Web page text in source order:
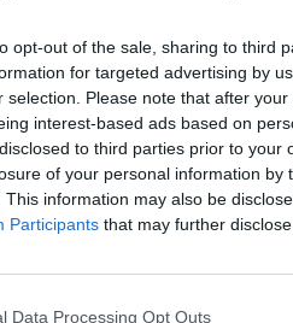
opt-out of the sale, sharing to third
for targeted advertising by
selection. Please note that after
interest-based ads based on
to third parties prior to
of your personal information by
This information may also be
Participants that may further
Data Processing Opt Outs
Depressie - antidepressiva SSRI
Depressie - antidepressiva SSRI
Cholesterol
Verslavingsziekten
Depressie - antidepressiva overig